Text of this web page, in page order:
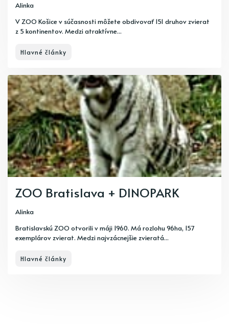
Alinka
V ZOO Košice v súčasnosti môžete obdivovať 151 druhov zvierat
z 5 kontinentov. Medzi atraktívne...
Hlavné články
ZOO Bratislava + DINOPARK
Alinka
Bratislavskú ZOO otvorili v máji 1960. Má rozlohu 96ha, 157
exemplárov zvierat. Medzi najvzácnejšie zvieratá...
Hlavné články